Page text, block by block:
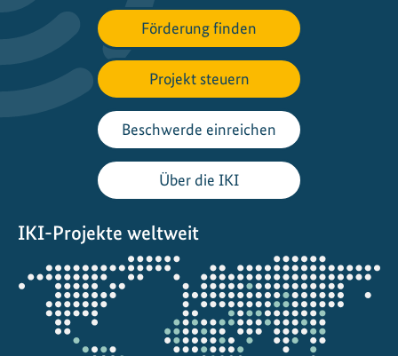
i
m
B
e
r
l
i
n
E
g
y
T
r
Förderung finden
Projekt steuern
Beschwerde einreichen
Über die IKI
IKI-Projekte weltweit
Öffnet
die
Projektkarte